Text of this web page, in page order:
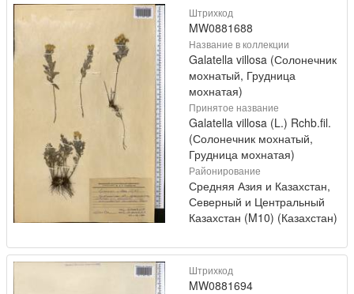
Штрихкод
MW0881688
Название в коллекции
Galatella villosa (Солонечник
мохнатый, Грудница
мохнатая)
Принятое название
Galatella villosa (L.) Rchb.fil.
(Солонечник мохнатый,
Грудница мохнатая)
Районирование
Средняя Азия и Казахстан,
Северный и Центральный
Казахстан (M10) (Казахстан)
Штрихкод
MW0881694